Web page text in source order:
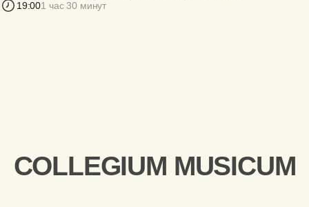
19:001 час 30 минут
COLLEGIUM MUSICUM